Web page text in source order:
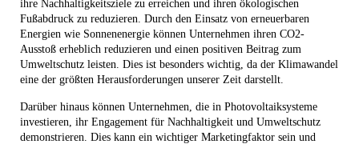
ihre Nachhaltigkeitsziele zu erreichen und ihren ökologischen
Fußabdruck zu reduzieren. Durch den Einsatz von erneuerbaren
Energien wie Sonnenenergie können Unternehmen ihren CO2-
Ausstoß erheblich reduzieren und einen positiven Beitrag zum
Umweltschutz leisten. Dies ist besonders wichtig, da der Klimawandel
eine der größten Herausforderungen unserer Zeit darstellt.
Darüber hinaus können Unternehmen, die in Photovoltaiksysteme
investieren, ihr Engagement für Nachhaltigkeit und Umweltschutz
demonstrieren. Dies kann ein wichtiger Marketingfaktor sein und